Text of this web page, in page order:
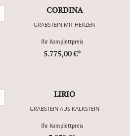
CORDINA
GRABSTEIN MIT HERZEN
Ihr Komplettpreis
5.775,00 €*
LIRIO
GRABSTEIN AUS KALKSTEIN
Ihr Komplettpreis